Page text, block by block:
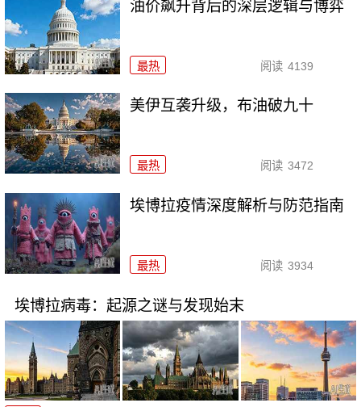
油价飙升背后的深层逻辑与博弈
最热 阅读 4139
美伊互袭升级，布油破九十
最热 阅读 3472
埃博拉疫情深度解析与防范指南
最热 阅读 3934
埃博拉病毒：起源之谜与发现始末